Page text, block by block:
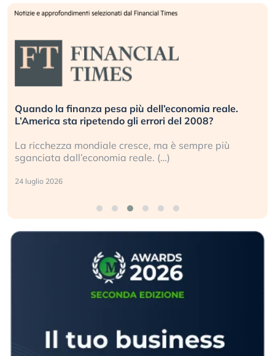
Quando la finanza pesa più dell’economia reale.
L’America sta ripetendo gli errori del 2008?
La ricchezza mondiale cresce, ma è sempre più
sganciata dall’economia reale. (…)
24 luglio 2026